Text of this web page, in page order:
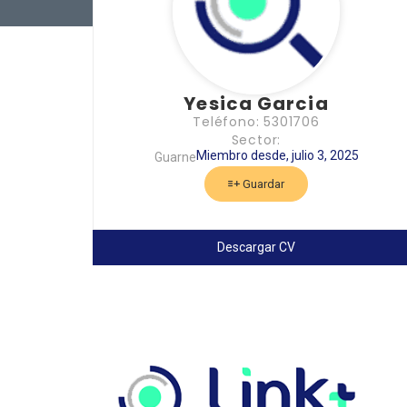
Yesica Garcia
Teléfono: 5301706
Sector:
GuarneMiembro desde, julio 3, 2025
Guardar
Descargar CV